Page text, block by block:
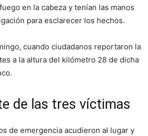
en la cabeza y tenían las manos
para esclarecer los hechos.
cuando ciudadanos reportaron la
a la altura del kilómetro 28 de dicha
de las tres víctimas
de emergencia acudieron al lugar y